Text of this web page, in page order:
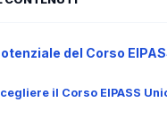
del Corso
il Corso EIPASS